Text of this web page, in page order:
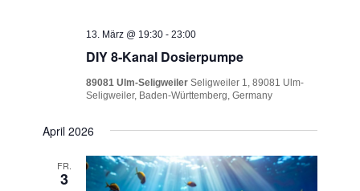
DIY 8‑Kanal Dosierpumpe
13. März @ 19:30 -23:00
89081 Ulm-SeligweilerSeligweiler 1, 89081 Ulm-
Seligweiler, Baden-Württemberg, Germany
April 2026
FR.
3